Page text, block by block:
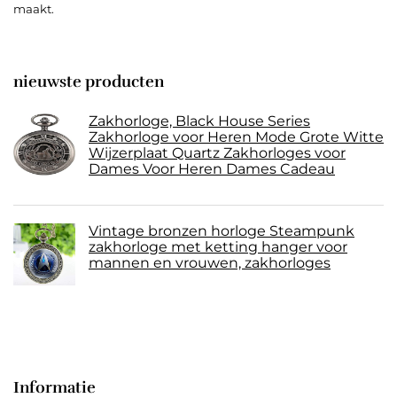
maakt.
nieuwste producten
Zakhorloge, Black House Series
Zakhorloge voor Heren Mode Grote Witte
Wijzerplaat Quartz Zakhorloges voor
Dames Voor Heren Dames Cadeau
Vintage bronzen horloge Steampunk
zakhorloge met ketting hanger voor
mannen en vrouwen, zakhorloges
Informatie